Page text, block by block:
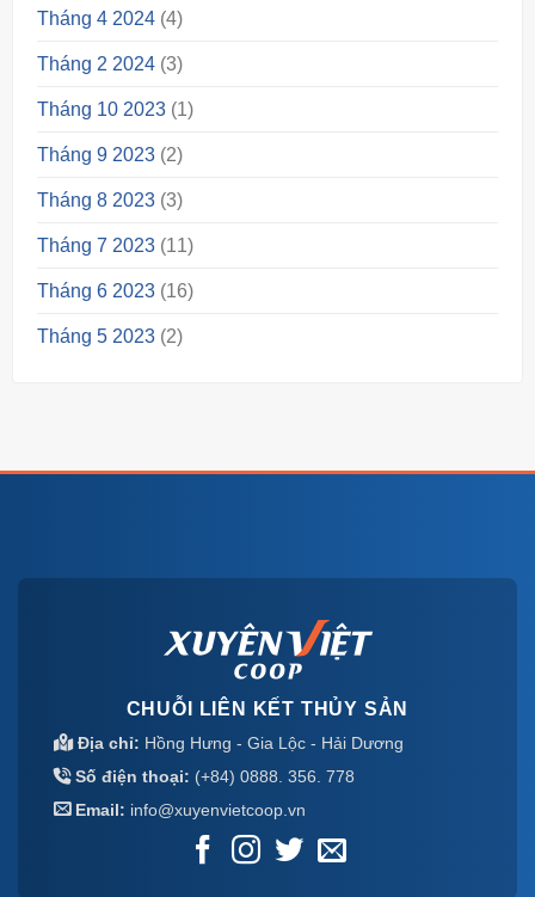
Tháng 4 2024(4)
Tháng 2 2024(3)
Tháng 10 2023(1)
Tháng 9 2023(2)
Tháng 8 2023(3)
Tháng 7 2023(11)
Tháng 6 2023(16)
Tháng 5 2023(2)
CHUỖI LIÊN KẾT THỦY SẢN
Địa chỉ: Hồng Hưng - Gia Lộc - Hải Dương
Số điện thoại: (+84) 0888. 356. 778
Email: info@xuyenvietcoop.vn